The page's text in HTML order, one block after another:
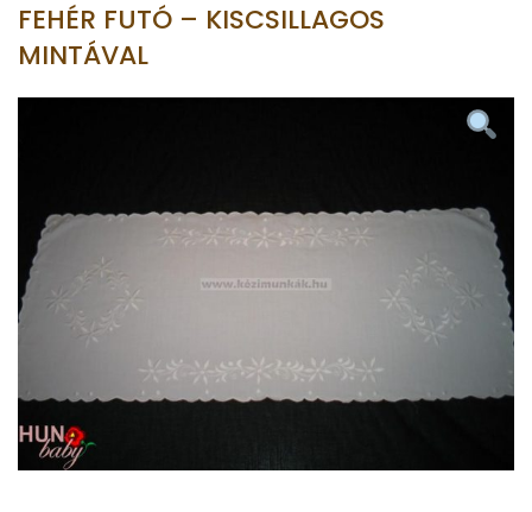
FEHÉR FUTÓ – KISCSILLAGOS
MINTÁVAL